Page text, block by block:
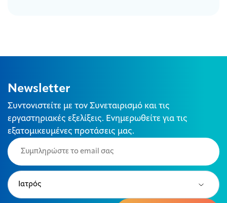
Newsletter
Συντονιστείτε με τον Συνεταιρισμό και τις
εργαστηριακές εξελίξεις. Ενημερωθείτε για τις
εξατομικευμένες προτάσεις μας.
Email
(Required)
Type
(Required)